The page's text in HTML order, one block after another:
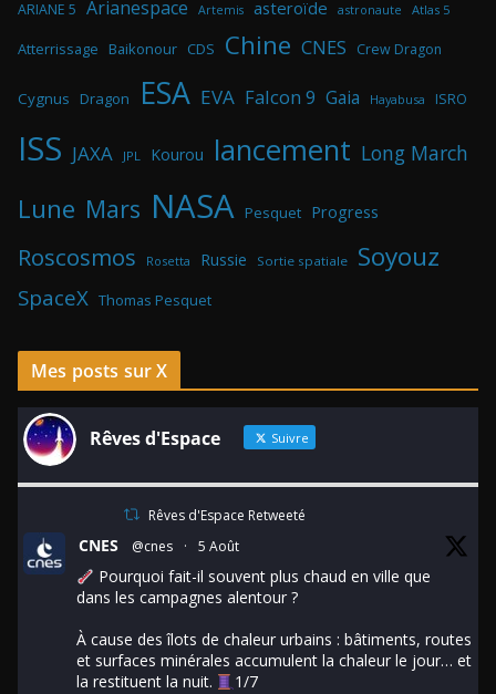
ARIANE 5 Arianespace Artemis asteroïde astronaute Atlas 5
Atterrissage Baikonour CDS Chine CNES Crew Dragon
Cygnus Dragon ESA EVA Falcon 9 Gaia Hayabusa ISRO
ISS JAXA JPL Kourou lancement Long March
Lune Mars NASA Pesquet Progress
Roscosmos Rosetta Russie Sortie spatiale Soyouz
SpaceX Thomas Pesquet
Mes posts sur X
Rêves d'Espace Suivre
Rêves d'Espace Retweeté
CNES @cnes · 5 Août
Pourquoi fait-il souvent plus chaud en ville que
dans les campagnes alentour ?
À cause des îlots de chaleur urbains : bâtiments, routes
et surfaces minérales accumulent la chaleur le jour… et
la restituent la nuit.
1/7